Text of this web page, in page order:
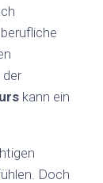
kann ein
Doch